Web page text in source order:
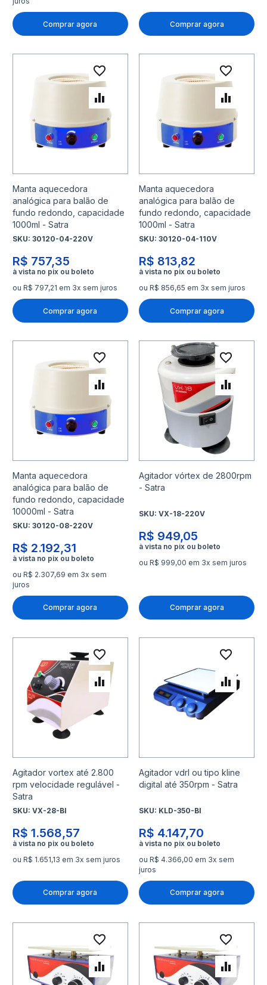
Comprar agora Comprar agora
Manta aquecedora
analógica para balão de
fundo redondo, capacidade
1000ml - Satra
SKU: 30120-04-220V
R$ 757,35
ou R$ 797,21 em 3x sem juros
Comprar agora
Adicionar à lista de
Adicionar para Comparar
Manta aquecedora
analógica para balão de
fundo redondo, capacidade
1000ml - Satra
SKU:30120-04-110V
R$ 813,82
ou R$ 856,65 em 3x sem juros
Comprar agora
Manta aquecedora
analógica para balão de
fundo redondo, capacidade
10000ml - Satra
SKU: 30120-08-220V
R$ 2.192,31
ou R$ 2.307,69 em 3x sem
juros
Comprar agora
Adicionar à lista de
Adicionar para Comparar
Agitador vórtex de 2800rpm
- Satra
SKU:VX-18-220V
R$ 949,05
ou R$ 999,00 em 3x sem juros
Comprar agora
Agitador vortex até 2.800
rpm velocidade regulável -
Satra
SKU: VX-28-BI
R$ 1.568,57
ou R$ 1.651,13 em 3x sem juros
Comprar agora
Adicionar à lista de
Adicionar para Comparar
Agitador vdrl ou tipo kline
digital até 350rpm - Satra
SKU: KLD-350-BI
R$ 4.147,70
ou R$ 4.366,00 em 3x sem
juros
Comprar agora
Adicionar à lista de
Adicionar para Comparar